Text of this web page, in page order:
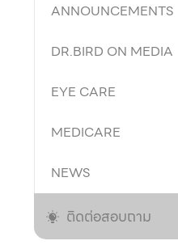
ANNOUNCEMENTS
DR.BIRD ON MEDIA
EYE CARE
MEDICARE
NEWS
ติดต่อสอบถาม